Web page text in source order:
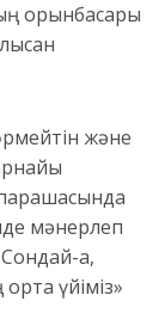
орынбасары
және
мәнерлеп
ақ,
үйіміз»